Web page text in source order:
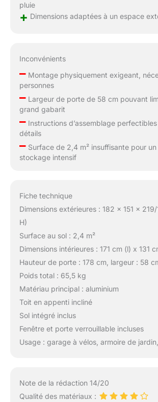
pluie
+ Dimensions adaptées à un espace
Inconvénients
–Montage physiquement exigeant,
personnes
–Largeur de porte de 58 cm pouvant
grand gabarit
–Instructions d’assemblage
détails
–Surface de 2,4 m² insuffisante pour
stockage intensif
Fiche technique
Dimensions extérieures : 182 x 151 x
H)
Surface au sol : 2,4 m²
Dimensions intérieures : 171 cm (l) x 131
Hauteur de porte : 178 cm, largeur : 58
Poids total : 65,5 kg
Matériau principal : aluminium
Toit en appenti incliné
Sol intégré inclus
Fenêtre et porte verrouillable incluses
Usage : garage à vélos, armoire de
Note de la rédaction 14/20
Qualité des matériaux :